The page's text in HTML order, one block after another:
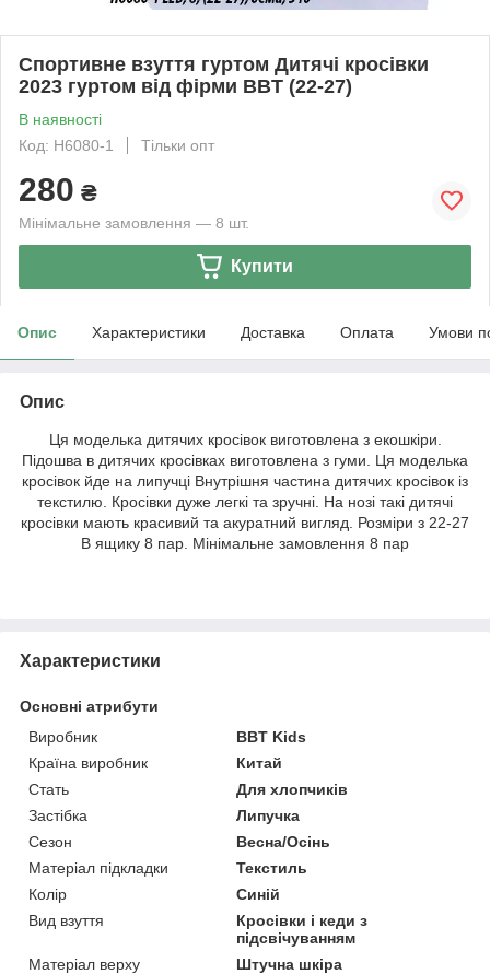
Спортивне взуття гуртом Дитячі кросівки
2023 гуртом від фірми BBT (22-27)
В наявності
Код: H6080-1
Тільки опт
280 ₴
Мінімальне замовлення — 8 шт.
Купити
Опис Характеристики Доставка Оплата Умови
Опис
Ця моделька дитячих кросівок виготовлена з екошкіри.
Підошва в дитячих кросівках виготовлена з гуми. Ця моделька
кросівок йде на липучці Внутрішня частина дитячих кросівок із
текстилю. Кросівки дуже легкі та зручні. На нозі такі дитячі
кросівки мають красивий та акуратний вигляд. Розміри з 22-27
В ящику 8 пар. Мінімальне замовлення 8 пар
Характеристики
Основні атрибути
Виробник
BBT Kids
Країна виробник
Китай
Стать
Для хлопчиків
Застібка
Липучка
Сезон
Весна/Осінь
Матеріал підкладки
Текстиль
Колір
Синій
Вид взуття
Кросівки і кеди з
підсвічуванням
Матеріал верху
Штучна шкіра